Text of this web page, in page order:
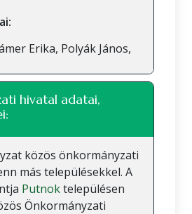
Erika, Polyák János,
hivatal adatai,
közös önkormányzati
más településekkel. A
Putnoktelepülésen
Önkormányzati